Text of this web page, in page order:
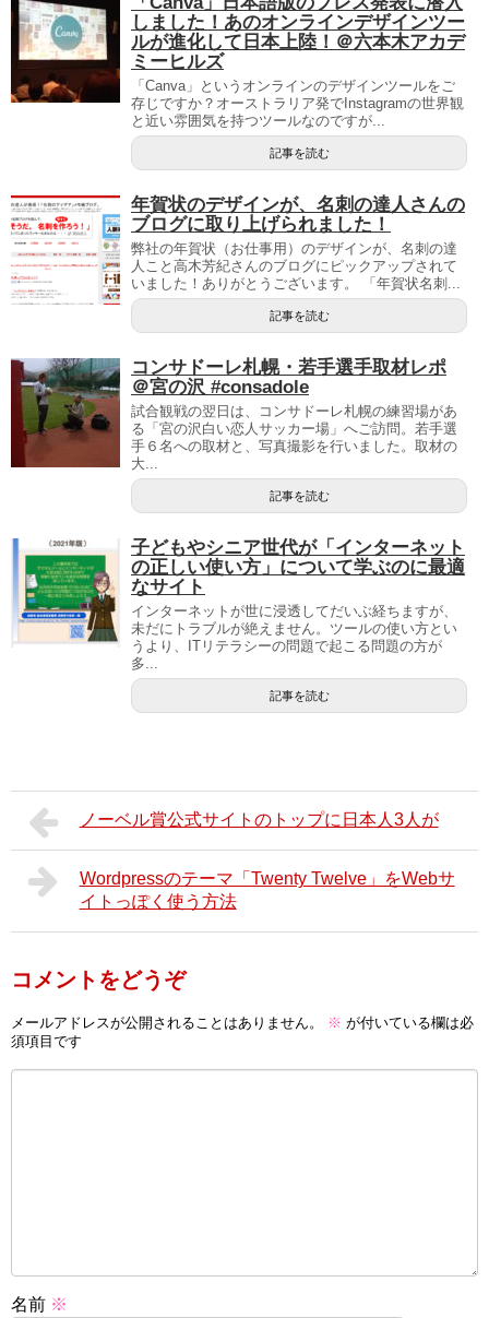
しました！あのオンラインデザインツー
ルが進化して日本上陸！＠六本木アカデ
ミーヒルズ
「Canva」というオンラインのデザインツールをご
存じですか？オーストラリア発でInstagramの世界観
と近い雰囲気を持つツールなのですが...
記事を読む
年賀状のデザインが、名刺の達人さんの
ブログに取り上げられました！
弊社の年賀状（お仕事用）のデザインが、名刺の達
人こと高木芳紀さんのブログにピックアップされて
いました！ありがとうございます。 「年賀状名刺...
記事を読む
コンサドーレ札幌・若手選手取材レポ
＠宮の沢 #consadole
試合観戦の翌日は、コンサドーレ札幌の練習場があ
る「宮の沢白い恋人サッカー場」へご訪問。若手選
手６名への取材と、写真撮影を行いました。取材の
大...
記事を読む
子どもやシニア世代が「インターネット
の正しい使い方」について学ぶのに最適
なサイト
インターネットが世に浸透してだいぶ経ちますが、
未だにトラブルが絶えません。ツールの使い方とい
うより、ITリテラシーの問題で起こる問題の方が
多...
記事を読む
ノーベル賞公式サイトのトップに日本人3人が
Wordpressのテーマ「Twenty Twelve」をWebサ
イトっぽく使う方法
コメントをどうぞ
メールアドレスが公開されることはありません。 ※ が付いている欄は必
須項目です
名前 ※